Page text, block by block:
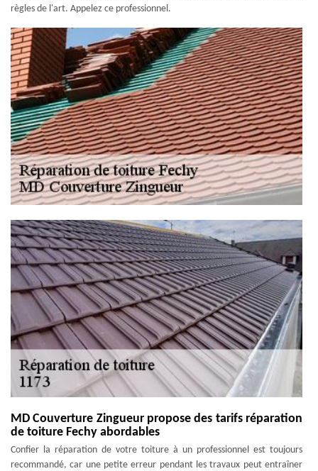
règles de l'art. Appelez ce professionnel.
MD Couverture Zingueur propose des tarifs réparation
de toiture Fechy abordables
Confier la réparation de votre toiture à un professionnel est toujours
recommandé, car une petite erreur pendant les travaux peut entraîner